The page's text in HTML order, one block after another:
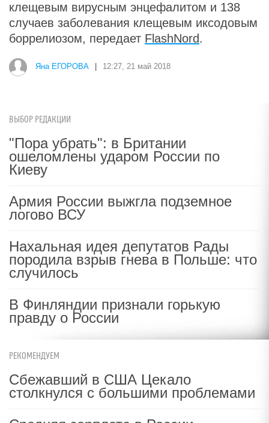
клещевым вирусным энцефалитом и 138
случаев заболевания клещевым иксодовым
боррелиозом, передает FlashNord.
Яна ЕГОРОВА 12:27, 21 май 2018
ВЫБОР РЕДАКЦИИ
"Пора убрать": в Британии
ошеломлены ударом России по
Киеву
Армия России выжгла подземное
логово ВСУ
Нахальная идея депутатов Рады
породила взрыв гнева в Польше: что
случилось
В Финляндии признали горькую
правду о России
РЕКОМЕНДУЕМ
Сбежавший в США Цекало
столкнулся с большими проблемами